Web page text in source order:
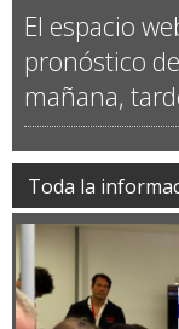
El espacio
pronóstico
mañana,
Toda la